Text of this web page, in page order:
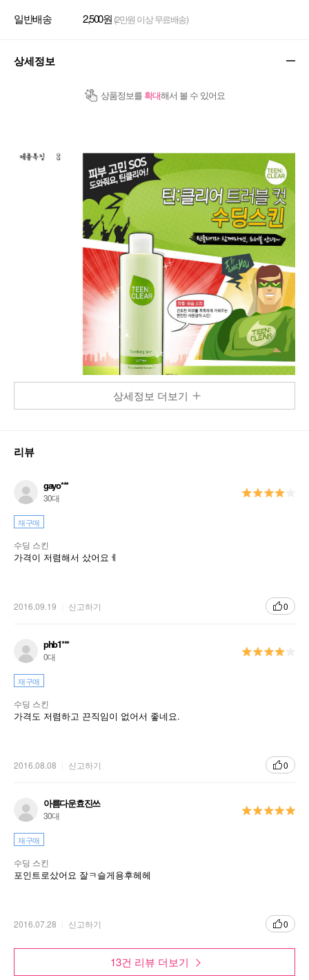
일반배송 2,500원 (2만원 이상 무료배송)
상세정보
상품정보를 확대해서 볼 수 있어요
꿔줍니다.
- 7가지 허브에서 유래한 허브 콤플렉스가 건조한 10대 피부 진정
- 4 Free 로 처방했습니다. (무인공향, 무타르색소, 무설페이트계
면활성제, 무트리에탄올아민)
세안 후, 스킨케어 전 단계에서 적당량을 화장솜에 묻혀 눈가와 입
가를 제외하고 닦아냅니다.
건조한 피부를 촉촉하게 가꿔주는 편안한 사용감의 스킨
상세정보 더보기
리뷰
gayo***
30대
재구매
수딩 스킨
가격이 저렴해서 샀어요ㅔ
2016.09.19 신고하기 0
phb1***
0대
재구매
수딩 스킨
가격도 저렴하고 끈직임이 없어서 좋네요.
2016.08.08 신고하기 0
아름다운효진쓰
30대
재구매
수딩 스킨
포인트로샀어요 잘ㅋ슬게용후헤헤
2016.07.28 신고하기 0
13건 리뷰 더보기